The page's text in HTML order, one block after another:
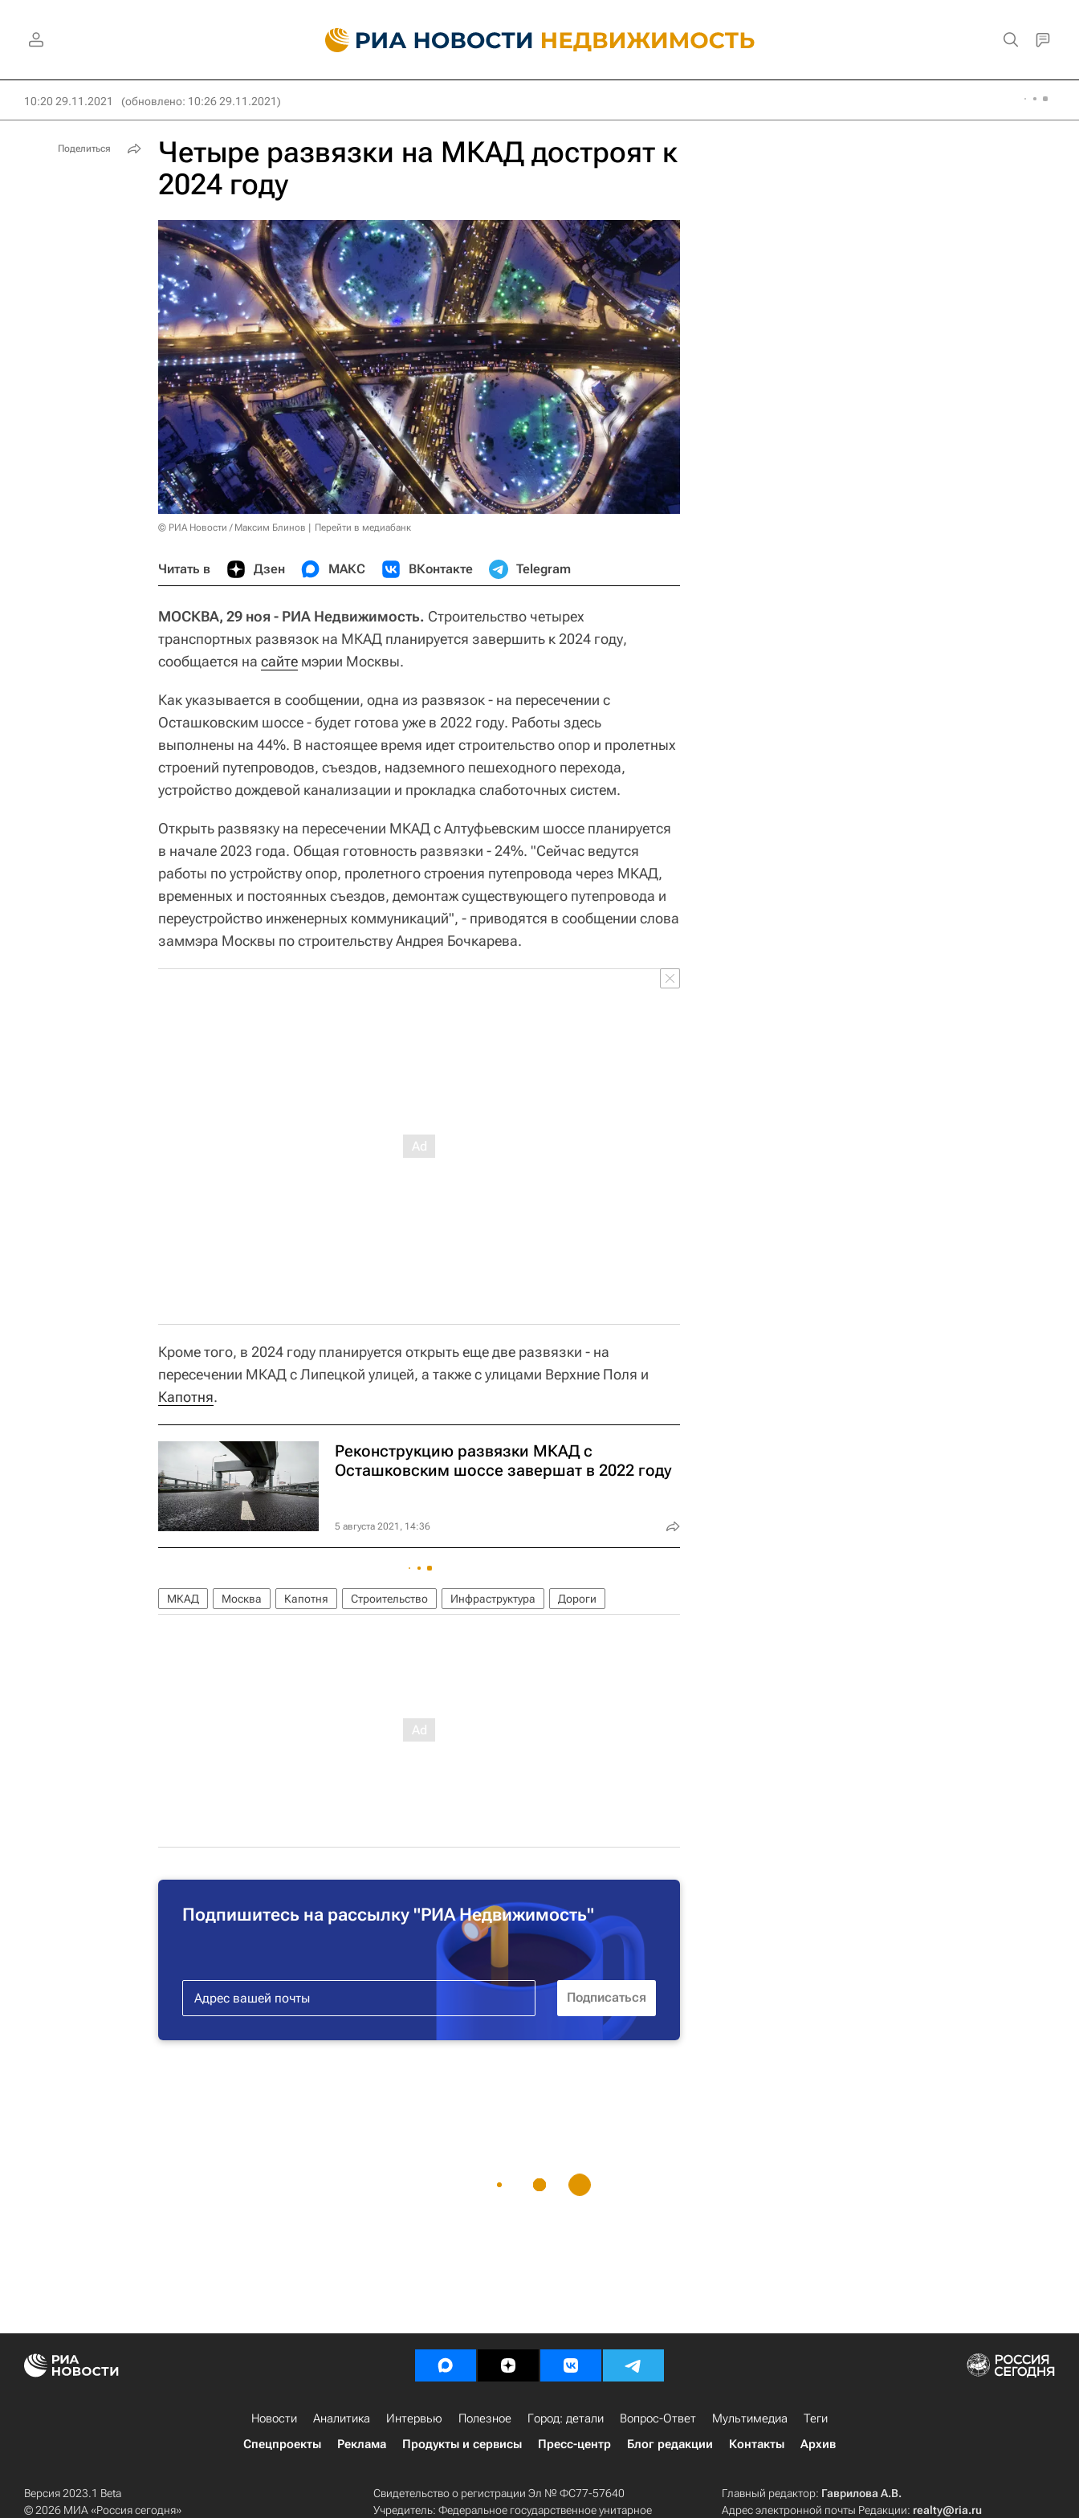
10:20 29.11.2021 (обновлено: 10:26 29.11.2021)
Четыре развязки на МКАД достроят к
2024 году
© РИА Новости / Максим Блинов Перейти в медиабанк
Читать в Дзен МАКС ВКонтакте Telegram
МОСКВА, 29 ноя - РИА Недвижимость. Строительство четырех
транспортных развязок на МКАД планируется завершить к 2024 году,
сообщается на сайте мэрии Москвы.
Как указывается в сообщении, одна из развязок - на пересечении с
Осташковским шоссе - будет готова уже в 2022 году. Работы здесь
выполнены на 44%. В настоящее время идет строительство опор и пролетных
строений путепроводов, съездов, надземного пешеходного перехода,
устройство дождевой канализации и прокладка слаботочных систем.
Открыть развязку на пересечении МКАД с Алтуфьевским шоссе планируется
в начале 2023 года. Общая готовность развязки - 24%. "Сейчас ведутся
работы по устройству опор, пролетного строения путепровода через МКАД,
временных и постоянных съездов, демонтаж существующего путепровода и
переустройство инженерных коммуникаций", - приводятся в сообщении слова
заммэра Москвы по строительству Андрея Бочкарева.
Кроме того, в 2024 году планируется открыть еще две развязки - на
пересечении МКАД с Липецкой улицей, а также с улицами Верхние Поля и
Капотня.
Реконструкцию развязки МКАД с
Осташковским шоссе завершат в 2022 году
5 августа 2021, 14:36
МКАД Москва Капотня Строительство Инфраструктура Дороги
Подпишитесь на рассылку "РИА Недвижимость"
Поделиться
Новости Аналитика Интервью Полезное Город: детали Вопрос-Ответ Мультимедиа
Теги
Спецпроекты
Реклама Продукты и сервисы Пресс-центр Блог редакции Контакты Архив
Версия 2023.1 Beta
© 2026 МИА «Россия сегодня»
Свидетельство о регистрации Эл № ФС77-57640
Учредитель: Федеральное государственное унитарное
Главный редактор: Гаврилова А.В.
Адрес электронной почты Редакции: realty@ria.ru